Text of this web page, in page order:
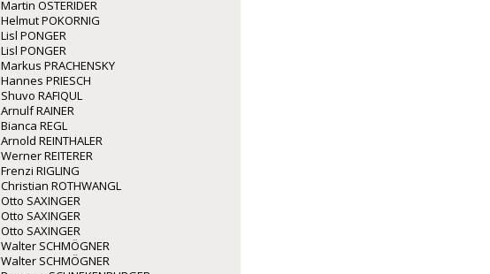
Martin OSTERIDER
Helmut POKORNIG
Lisl PONGER
Lisl PONGER
Markus PRACHENSKY
Hannes PRIESCH
Shuvo RAFIQUL
Arnulf RAINER
Bianca REGL
Arnold REINTHALER
Werner REITERER
Frenzi RIGLING
Christian ROTHWANGL
Otto SAXINGER
Otto SAXINGER
Otto SAXINGER
Walter SCHMÖGNER
Walter SCHMÖGNER